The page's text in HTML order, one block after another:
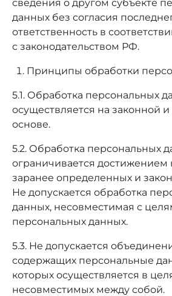
сведения о другом субъекте
данных без согласия
ответственность в
с законодательством РФ.
Принципы обработки
5.1. Обработка персональных
осуществляется на законной
основе.
5.2. Обработка персональных
ограничивается достижением
заранее определенных и
Не допускается обработка
данных, несовместимая с
персональных данных.
5.3. Не допускается
содержащих персональные
которых осуществляется в
несовместимых между собой.